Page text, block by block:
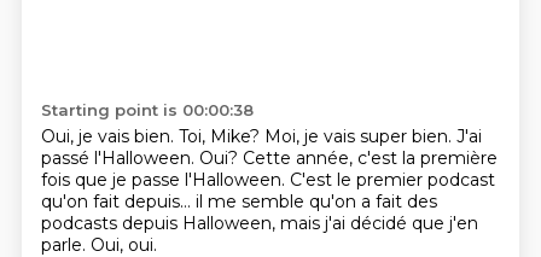
Starting point is 00:00:38
Oui, je vais bien. Toi, Mike? Moi, je vais super bien. J'ai
passé l'Halloween. Oui? Cette année, c'est la première
fois que je passe l'Halloween. C'est le premier podcast
qu'on fait depuis… il me semble qu'on a fait des
podcasts depuis Halloween, mais j'ai décidé que j'en
parle. Oui, oui.